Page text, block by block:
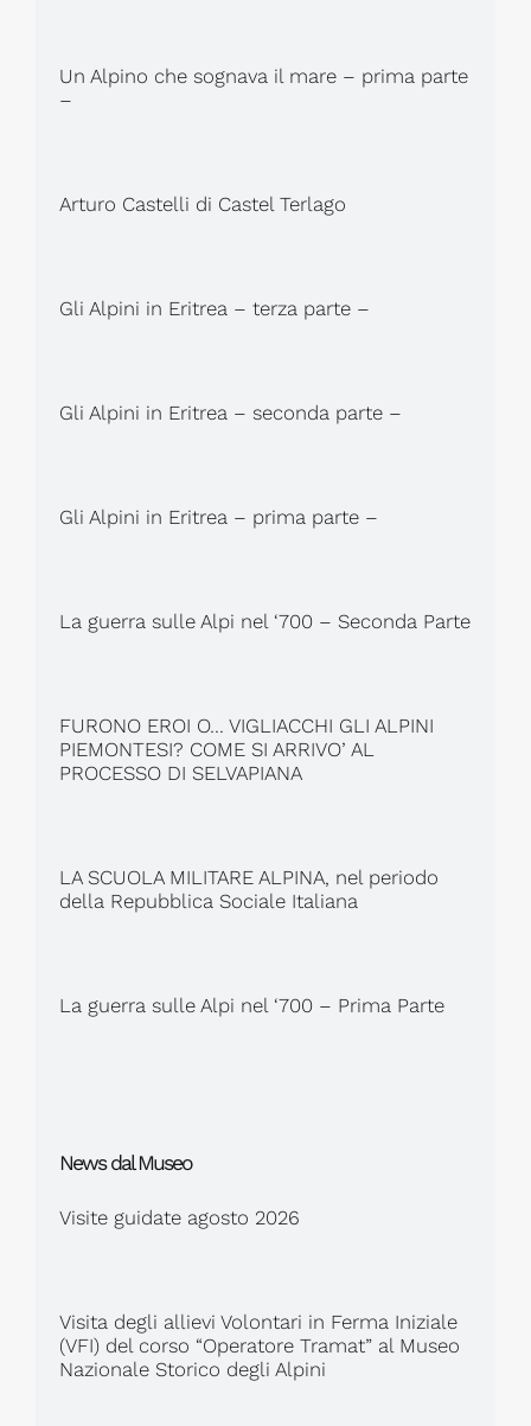
Un Alpino che sognava il mare – prima parte
–
Arturo Castelli di Castel Terlago
Gli Alpini in Eritrea – terza parte –
Gli Alpini in Eritrea – seconda parte –
Gli Alpini in Eritrea – prima parte –
La guerra sulle Alpi nel ‘700 – Seconda Parte
FURONO EROI O… VIGLIACCHI GLI ALPINI
PIEMONTESI? COME SI ARRIVO’ AL
PROCESSO DI SELVAPIANA
LA SCUOLA MILITARE ALPINA, nel periodo
della Repubblica Sociale Italiana
La guerra sulle Alpi nel ‘700 – Prima Parte
News dal Museo
Visite guidate agosto 2026
Visita degli allievi Volontari in Ferma Iniziale
(VFI) del corso “Operatore Tramat” al Museo
Nazionale Storico degli Alpini